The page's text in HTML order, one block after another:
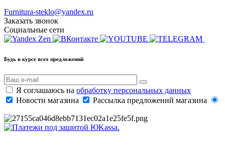
Furnitura-steklo@yandex.ru
Заказать звонок
Социальные сети
Будь в курсе всех предложений
Я соглашаюсь на обработку персональных данных
Новости магазина
Рассылка предложений магазина